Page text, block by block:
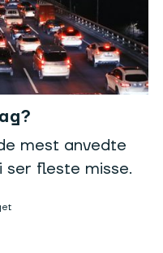
mest anvedte
fleste misse.